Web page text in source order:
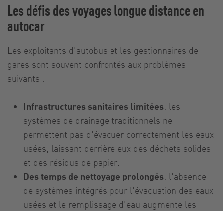
Les défis des voyages longue distance en
autocar
Les exploitants d'autobus et les gestionnaires de
gares sont souvent confrontés aux problèmes
suivants :
Infrastructures sanitaires limitées: les
systèmes de drainage traditionnels ne
permettent pas d'évacuer correctement les eaux
usées, laissant derrière eux des déchets solides
et des résidus de papier.
Des temps de nettoyage prolongés: l'absence
de systèmes intégrés pour l'évacuation des eaux
usées et le remplissage d'eau augmente les